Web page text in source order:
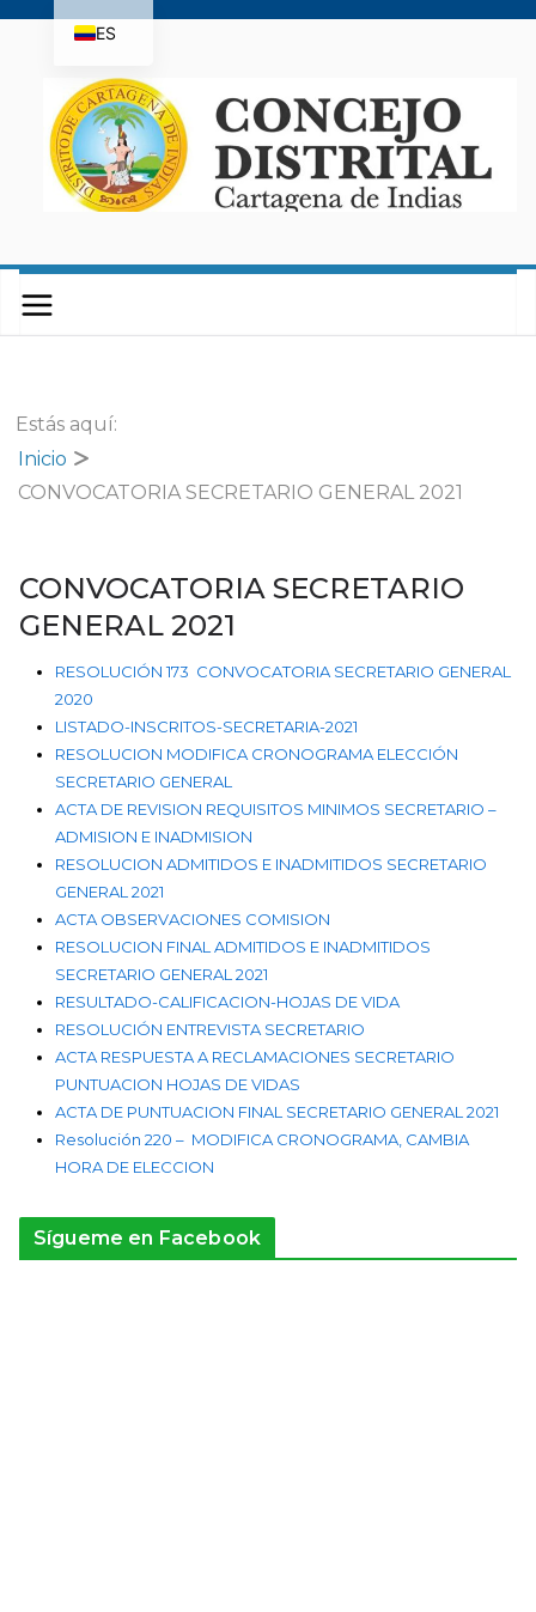
Estás aquí:
Inicio
CONVOCATORIA SECRETARIO GENERAL 2021
CONVOCATORIA SECRETARIO
GENERAL 2021
RESOLUCIÓN 173 CONVOCATORIA SECRETARIO GENERAL
2020
LISTADO-INSCRITOS-SECRETARIA-2021
RESOLUCION MODIFICA CRONOGRAMA ELECCIÓN
SECRETARIO GENERAL
ACTA DE REVISION REQUISITOS MINIMOS SECRETARIO –
ADMISION E INADMISION
RESOLUCION ADMITIDOS E INADMITIDOS SECRETARIO
GENERAL 2021
ACTA OBSERVACIONES COMISION
RESOLUCION FINAL ADMITIDOS E INADMITIDOS
SECRETARIO GENERAL 2021
RESULTADO-CALIFICACION-HOJAS DE VIDA
RESOLUCIÓN ENTREVISTA SECRETARIO
ACTA RESPUESTA A RECLAMACIONES SECRETARIO
PUNTUACION HOJAS DE VIDAS
ACTA DE PUNTUACION FINAL SECRETARIO GENERAL 2021
Resolución 220 – MODIFICA CRONOGRAMA, CAMBIA
HORA DE ELECCION
Sígueme en Facebook
ES